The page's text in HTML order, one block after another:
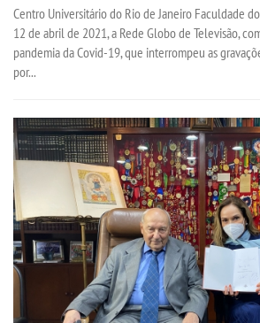
Centro Universitário do Rio de Janeiro
12 de abril de 2021, a Rede Globo de Televisão,
pandemia da Covid-19, que interrompeu as
por...